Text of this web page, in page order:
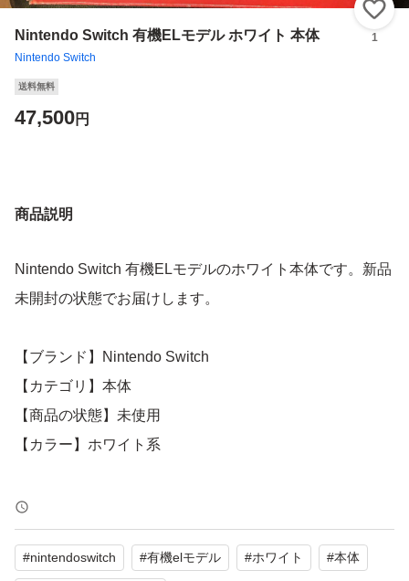
Nintendo Switch 有機ELモデル ホワイト 本体
Nintendo Switch
1
送料無料
47,500円
商品説明
Nintendo Switch 有機ELモデルのホワイト本体です。新品
未開封の状態でお届けします。
【ブランド】Nintendo Switch
【カテゴリ】本体
【商品の状態】未使用
【カラー】ホワイト系
よろしくお願いいたします。
3枚目の写真ですが
#nintendoswitch #有機elモデル #ホワイト #本体